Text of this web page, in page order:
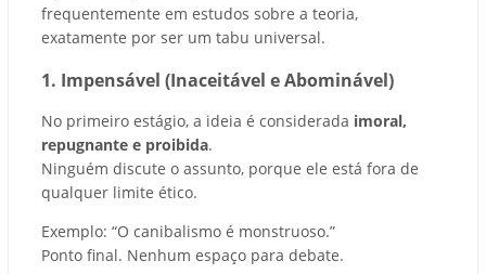
frequentemente em estudos sobre a teoria,
exatamente por ser um tabu universal.
1. Impensável (Inaceitável e Abominável)
No primeiro estágio, a ideia é considerada imoral,
repugnante e proibida.
Ninguém discute o assunto, porque ele está fora de
qualquer limite ético.
Exemplo: “O canibalismo é monstruoso.”
Ponto final. Nenhum espaço para debate.